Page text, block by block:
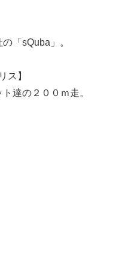
「sQuba」。
ス】
達の２００ｍ走。